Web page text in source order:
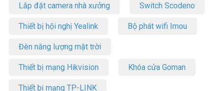
Lắp đặt camera nhà xưởng Switch Scodeno
Thiết bị hội nghị Yealink Bộ phát wifi Imou
Đèn năng lượng mặt trời
Thiết bị mạng Hikvision Khóa cửa Goman
Thiết bị mạng TP-LINK